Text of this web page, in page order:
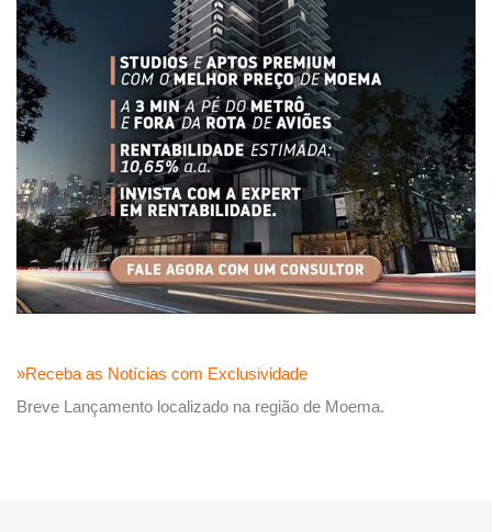
»Receba as Notícias com Exclusividade
Breve Lançamento localizado na região de Moema.